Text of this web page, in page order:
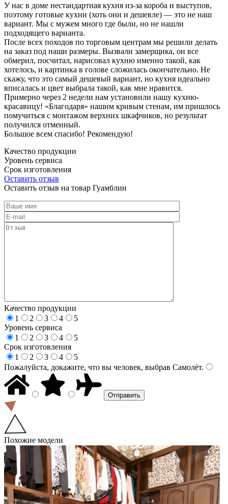
У нас в доме нестандартная кухня из-за короба и выступов,
поэтому готовые кухни (хоть они и дешевле) — это не наш
вариант. Мы с мужем много где были, но не нашли
подходящего варианта.
После всех походов по торговым центрам мы решили делать
на заказ под наши размеры. Вызвали замерщика, он все
обмерил, посчитал, нарисовал кухню именно такой, как
хотелось, и картинка в голове сложилась окончательно. Не
скажу, что это самый дешевый вариант, но кухня идеально
вписалась и цвет выбрала такой, как мне нравится.
Примерно через 2 недели нам установили нашу кухню-
красавицу! «Благодаря» нашим кривым стенам, им пришлось
помучиться с монтажом верхних шкафчиков, но результат
получился отменный.
Большое всем спасибо! Рекомендую!
Качество продукции
Уровень сервиса
Срок изготовления
Оставить отзыв
Оставить отзыв на товар Гуамблин
Качество продукции
1
2 3 4
5
Уровень сервиса
1
2 3 4
5
Срок изготовления
1
2 3 4
5
Пожалуйста, докажите, что вы человек, выбрав Самолёт.
Похожие модели